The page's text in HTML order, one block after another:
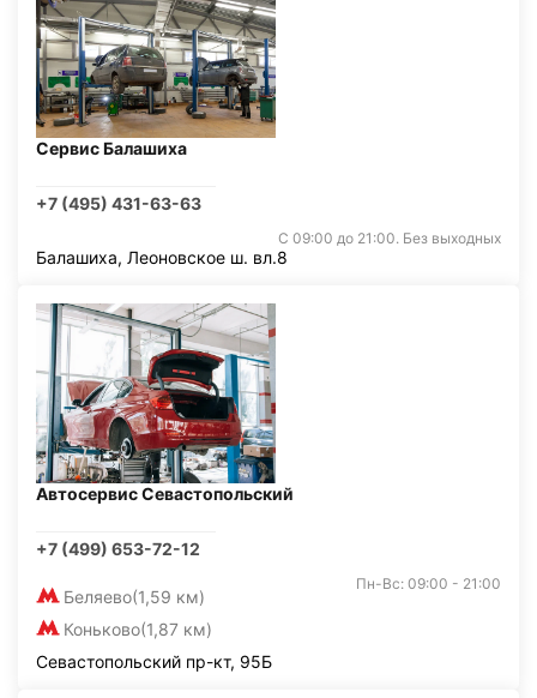
Сервис Балашиха
+7 (495) 431-63-63
С 09:00 до 21:00. Без выходных
Балашиха, Леоновское ш. вл.8
Автосервис Севастопольский
+7 (499) 653-72-12
Беляево(1,59 км)
Коньково(1,87 км)
Пн-Вс: 09:00 - 21:00
Севастопольский пр-кт, 95Б